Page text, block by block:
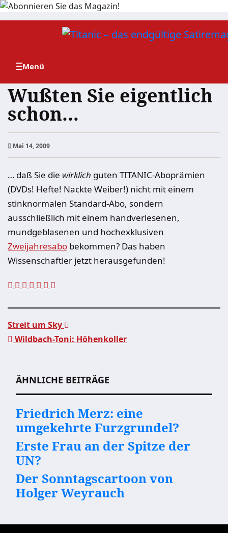
Zum
Wußten Sie eigentlich
schon…
Mai 14, 2009
… daß Sie die wirklich guten TITANIC-Aboprämien
(DVDs! Hefte! Nackte Weiber!) nicht mit einem
stinknormalen Standard-Abo, sondern
ausschließlich mit einem handverlesenen,
mundgeblasenen und hochexklusiven
Zweijahresabo bekommen? Das haben
Wissenschaftler jetzt herausgefunden!
Streit um Sky
Wildbach-Toni: Höhenkoller
ÄHNLICHE BEITRÄGE
Friedrich Merz: eine
umgekehrte Furzgrundel?
Erste Frau an der Spitze der
UN?
Der Sonntagscartoon von
Holger Weyrauch